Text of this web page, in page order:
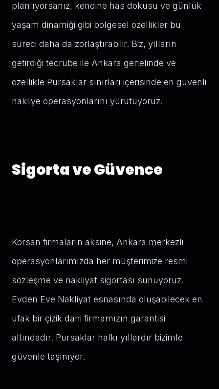
planlıyorsanız, kendine has dokusu ve günlük
yaşam dinamiği gibi bölgesel özellikler bu
süreci daha da zorlaştırabilir. Biz, yılların
getirdiği tecrübe ile Ankara genelinde ve
özellikle Pursaklar sınırları içerisinde en güvenli
nakliye operasyonlarını yürütüyoruz.
Sigorta ve Güvence
Korsan firmaların aksine, Ankara merkezli
operasyonlarımızda her müşterimize resmi
sözleşme ve nakliyat sigortası sunuyoruz.
Evden Eve Nakliyat esnasında oluşabilecek en
ufak bir çizik dahi firmamızın garantisi
altındadır. Pursaklar halkı yıllardır bizimle
güvenle taşınıyor.